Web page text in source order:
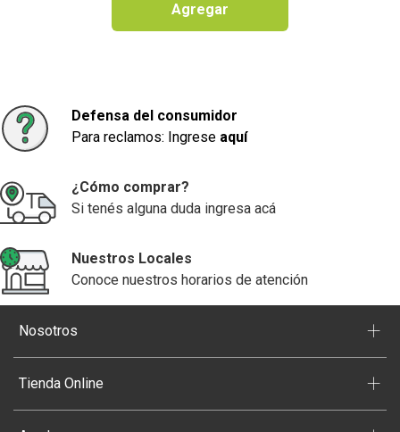
Agregar
Defensa del consumidor
Para reclamos: Ingrese aquí
¿Cómo comprar?
Si tenés alguna duda ingresa acá
Nuestros Locales
Conoce nuestros horarios de atención
Nosotros +
Tienda Online +